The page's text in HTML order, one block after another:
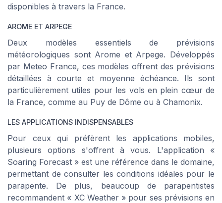
disponibles à travers la France.
AROME ET ARPEGE
Deux modèles essentiels de prévisions
météorologiques sont Arome et Arpege. Développés
par Meteo France, ces modèles offrent des prévisions
détaillées à courte et moyenne échéance. Ils sont
particulièrement utiles pour les vols en plein cœur de
la France, comme au Puy de Dôme ou à Chamonix.
LES APPLICATIONS INDISPENSABLES
Pour ceux qui préfèrent les applications mobiles,
plusieurs options s'offrent à vous. L'application «
Soaring Forecast » est une référence dans le domaine,
permettant de consulter les conditions idéales pour le
parapente. De plus, beaucoup de parapentistes
recommandent « XC Weather » pour ses prévisions en